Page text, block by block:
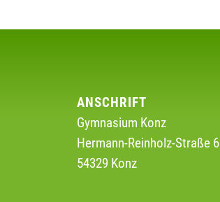
ANSCHRIFT
Gymnasium Konz
Hermann-Reinholz-Straße 6
54329 Konz